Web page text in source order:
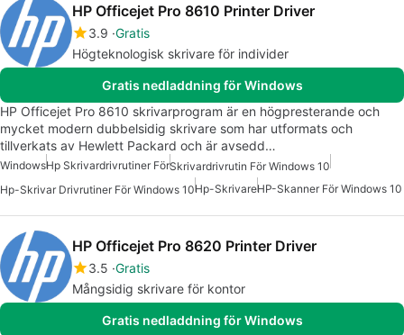
HP Officejet Pro 8610 Printer Driver
3.9 Gratis
Högteknologisk skrivare för individer
Gratis nedladdning för Windows
HP Officejet Pro 8610 skrivarprogram är en högpresterande och
mycket modern dubbelsidig skrivare som har utformats och
tillverkats av Hewlett Packard och är avsedd…
WindowsHp Skrivardrivrutiner FörSkrivardrivrutin För Windows 10
Hp-Skrivar Drivrutiner För Windows 10Hp-SkrivareHP-Skanner För Windows 10
HP Officejet Pro 8620 Printer Driver
3.5 Gratis
Mångsidig skrivare för kontor
Gratis nedladdning för Windows